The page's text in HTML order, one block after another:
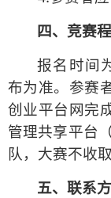
四、竞赛
报名时间
布为准。参赛
创业平台网完
管理共享平台
队，大赛不收
五、联系